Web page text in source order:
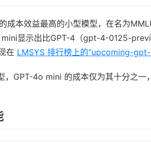
成本效益最高的小型模型，在名为
mini显示出比GPT-4（gpt-4-0125-
在 LMSYS 排行榜上的“upcoming-
，GPT-4o mini 的成本仅为其十分之